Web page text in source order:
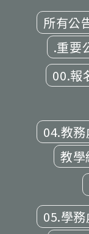
所有公
.重要
00.報
04.教務
教學
05.學務